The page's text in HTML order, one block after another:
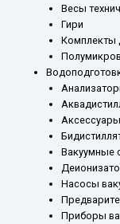
Весы
Гири
Комплекты
Вакуумные
Насосы
Приборы